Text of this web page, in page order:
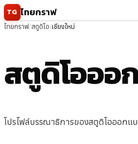
ข้ามไปยังเนื้อหา
TG ไทยกราฟ
ไทยกราฟ/สตูดิโอ/เชียงใหม่
สตูดิโอออ
โปรไฟล์บรรณาธิการของสตูดิโอออกแ